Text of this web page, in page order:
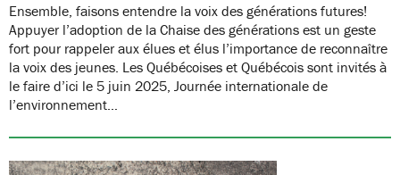
Ensemble, faisons entendre la voix des générations futures!
Appuyer l’adoption de la Chaise des générations est un geste
fort pour rappeler aux élues et élus l’importance de reconnaître
la voix des jeunes. Les Québécoises et Québécois sont invités à
le faire d’ici le 5 juin 2025, Journée internationale de
l’environnement…